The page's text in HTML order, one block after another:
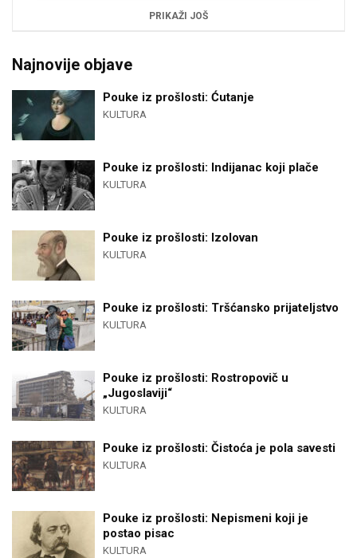
PRIKAŽI JOŠ
Najnovije objave
Pouke iz prošlosti: Ćutanje
KULTURA
Pouke iz prošlosti: Indijanac koji plače
KULTURA
Pouke iz prošlosti: Izolovan
KULTURA
Pouke iz prošlosti: Tršćansko prijateljstvo
KULTURA
Pouke iz prošlosti: Rostropovič u
„Jugoslaviji“
KULTURA
Pouke iz prošlosti: Čistoća je pola savesti
KULTURA
Pouke iz prošlosti: Nepismeni koji je
postao pisac
KULTURA